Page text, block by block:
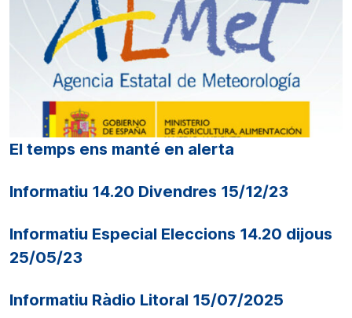
El temps ens manté en alerta
Informatiu 14.20 Divendres 15/12/23
Informatiu Especial Eleccions 14.20 dijous
25/05/23
Informatiu Ràdio Litoral 15/07/2025